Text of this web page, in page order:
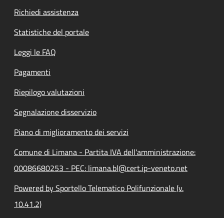
Richiedi assistenza
Statistiche del portale
Leggi le FAQ
Pagamenti
Riepilogo valutazioni
Segnalazione disservizio
Piano di miglioramento dei servizi
Comune di Limana - Partita IVA dell'amministrazione:
00086680253 - PEC: limana.bl@cert.ip-veneto.net
Powered by Sportello Telematico Polifunzionale (v.
10.41.2)